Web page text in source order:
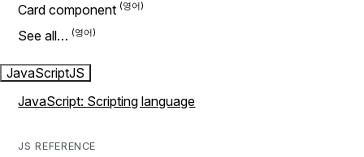
Card component
See all…
JavaScriptJS
JavaScript: Scripting language
JS REFERENCE